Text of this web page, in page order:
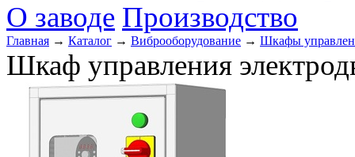
О заводе Производство
Главная → Каталог → Виброоборудование → Шкафы
Шкаф управления